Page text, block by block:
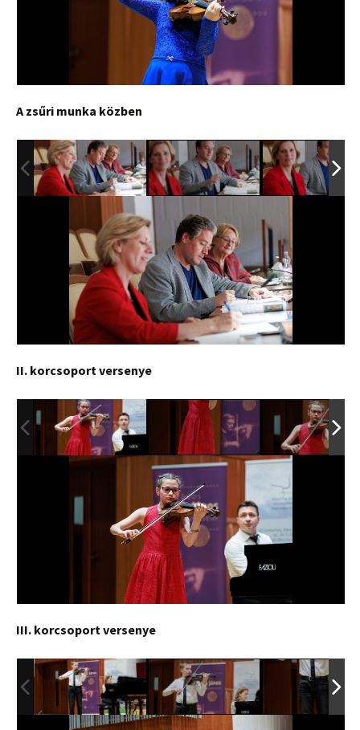
A zsűri munka közben
II. korcsoport versenye
III. korcsoport versenye